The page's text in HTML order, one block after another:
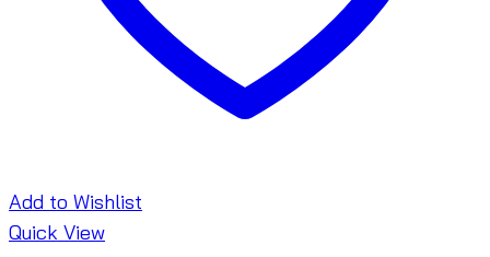
Add to Wishlist
Quick View